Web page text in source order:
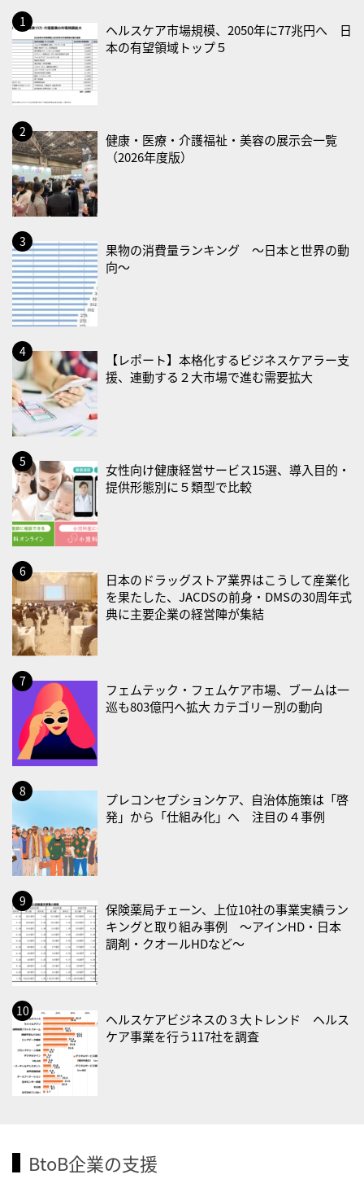
2026/08/13(木)
・一汁三菜の日
2026/08/17(月)
・減塩の日
・防犯の日
2026/08/19(水)
・世界人道デー
・食育の日
2026/08/21(金)
・治療アプリの日
・献血の日
2026/08/22(土)
・禁煙の日
2026/08/23(日)
・不眠の日
・乳酸菌の日
2026/08/25(火)
・いたわり肌の日
2026/08/26(水)
・風呂の日
2026/08/29(土)
・筋肉強化の日
2026/08/30(日)
・ＥＰＡの日
2026/08/31(月)
・菜の日
・血管内破砕術（IVL）の日
2026/09/01(火)
・がん征圧月間
・世界アルツハイマー月間
・健康増進普及月間
・歯ヂカラ探究月間
・職場の健康診断実施強化月間
・大腸がん検診の日
・防災の日
2026/09/02(水)
・がん征圧月間
・世界アルツハイマー月間
・健康増進普及月間
・歯ヂカラ探究月間
・職場の健康診断実施強化月間
2026/09/03(木)
・健康増進普及月間
ヘルスケア市場規模、2050年に77兆円へ 日
本の有望領域トップ５
健康・医療・介護福祉・美容の展示会一覧
（2026年度版）
果物の消費量ランキング 〜日本と世界の動
向〜
【レポート】本格化するビジネスケアラー支
援、連動する２大市場で進む需要拡大
女性向け健康経営サービス15選、導入目的・
提供形態別に５類型で比較
日本のドラッグストア業界はこうして産業化
を果たした、JACDSの前身・DMSの30周年式
典に主要企業の経営陣が集結
フェムテック・フェムケア市場、ブームは一
巡も803億円へ拡大 カテゴリー別の動向
プレコンセプションケア、自治体施策は「啓
発」から「仕組み化」へ 注目の４事例
保険薬局チェーン、上位10社の事業実績ラン
キングと取り組み事例 〜アインHD・日本
調剤・クオールHDなど〜
ヘルスケアビジネスの３大トレンド ヘルス
ケア事業を行う117社を調査
BtoB企業の支援